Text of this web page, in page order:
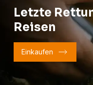
Letzte
Reisen
Einkaufen